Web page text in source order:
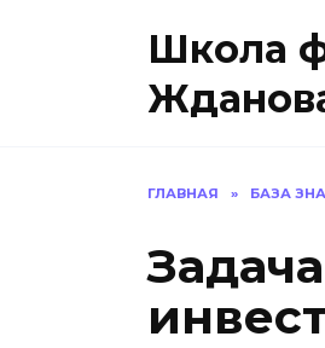
Школа
ГЛАВНАЯ » БАЗА